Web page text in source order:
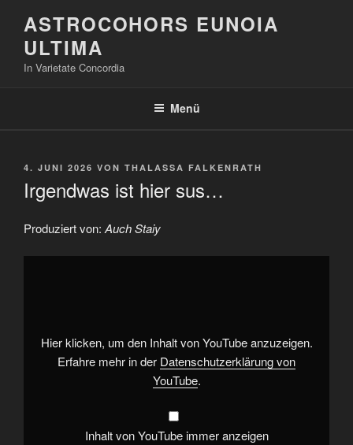
Inhalt
springen
ASTROCOHORS EUNOIA
ULTIMA
In Varietate Concordia
Menü
VERÖFFENTLICHT
4. JUNI 2026 VON THALASSA FALKENRATH
Irgendwas ist hier sus…
Produziert von:Auch Staiy
„Irgendwas
Hier klicken, um den Inhalt von YouTube anzuzeigen.
Erfahre mehr in der Datenschutzerklärung von
YouTube.
Inhalt von YouTube immer anzeigen